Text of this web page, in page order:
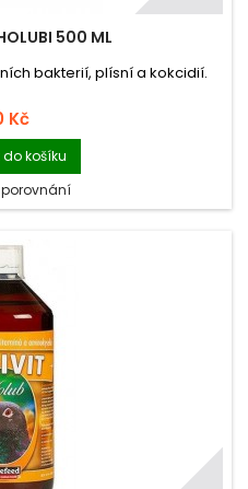
500 ML
bakterií, plísní a kokcidií.
Kč
do košíku
porovnání